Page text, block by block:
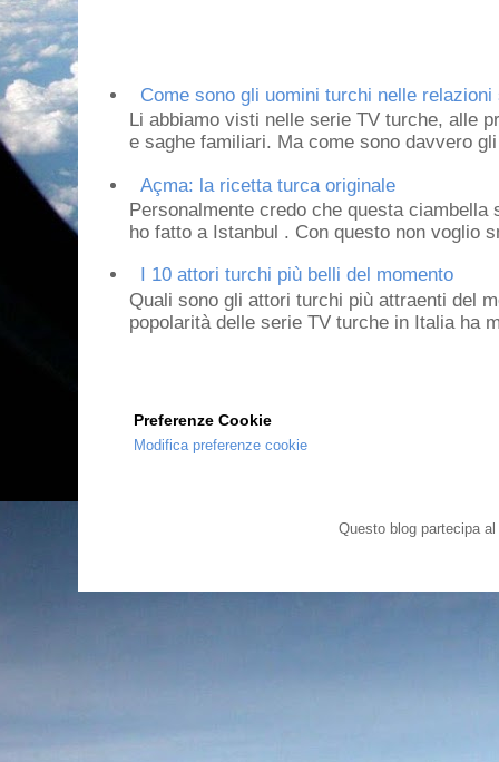
Come sono gli uomini turchi nelle
Li abbiamo visti nelle serie TV turche, alle
e saghe familiari. Ma come sono davvero
Açma: la ricetta turca originale
Personalmente credo che questa
ho fatto a Istanbul . Con questo non voglio
I 10 attori turchi più belli del momento
Quali sono gli attori turchi più attraenti del
popolarità delle serie TV turche in Italia ha
Preferenze Cookie
Modifica preferenze cookie
Questo blog partecipa